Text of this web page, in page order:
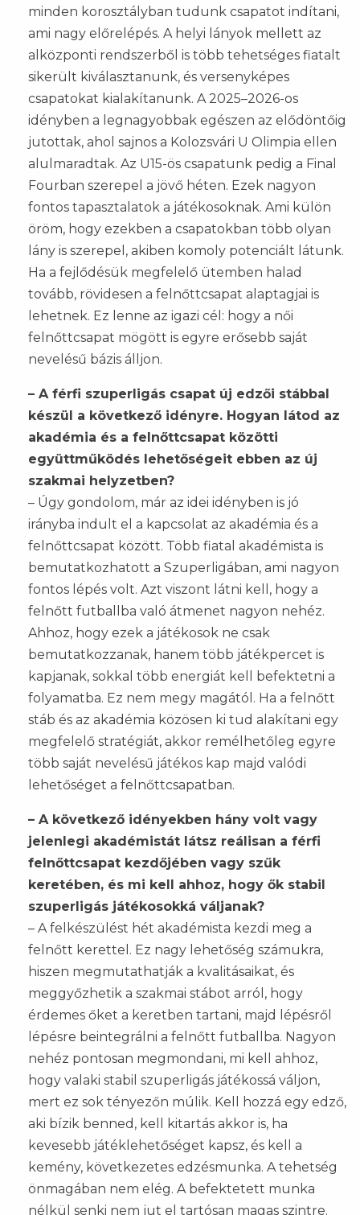
minden korosztályban tudunk csapatot indítani,
ami nagy előrelépés. A helyi lányok mellett az
alközponti rendszerből is több tehetséges fiatalt
sikerült kiválasztanunk, és versenyképes
csapatokat kialakítanunk. A 2025–2026-os
idényben a legnagyobbak egészen az elődöntőig
jutottak, ahol sajnos a Kolozsvári U Olimpia ellen
alulmaradtak. Az U15-ös csapatunk pedig a Final
Fourban szerepel a jövő héten. Ezek nagyon
fontos tapasztalatok a játékosoknak. Ami külön
öröm, hogy ezekben a csapatokban több olyan
lány is szerepel, akiben komoly potenciált látunk.
Ha a fejlődésük megfelelő ütemben halad
tovább, rövidesen a felnőttcsapat alaptagjai is
lehetnek. Ez lenne az igazi cél: hogy a női
felnőttcsapat mögött is egyre erősebb saját
nevelésű bázis álljon.
– A férfi szuperligás csapat új edzői stábbal
készül a következő idényre. Hogyan látod az
akadémia és a felnőttcsapat közötti
együttműködés lehetőségeit ebben az új
szakmai helyzetben?
– Úgy gondolom, már az idei idényben is jó
irányba indult el a kapcsolat az akadémia és a
felnőttcsapat között. Több fiatal akadémista is
bemutatkozhatott a Szuperligában, ami nagyon
fontos lépés volt. Azt viszont látni kell, hogy a
felnőtt futballba való átmenet nagyon nehéz.
Ahhoz, hogy ezek a játékosok ne csak
bemutatkozzanak, hanem több játékpercet is
kapjanak, sokkal több energiát kell befektetni a
folyamatba. Ez nem megy magától. Ha a felnőtt
stáb és az akadémia közösen ki tud alakítani egy
megfelelő stratégiát, akkor remélhetőleg egyre
több saját nevelésű játékos kap majd valódi
lehetőséget a felnőttcsapatban.
– A következő idényekben hány volt vagy
jelenlegi akadémistát látsz reálisan a férfi
felnőttcsapat kezdőjében vagy szűk
keretében, és mi kell ahhoz, hogy ők stabil
szuperligás játékosokká váljanak?
– A felkészülést hét akadémista kezdi meg a
felnőtt kerettel. Ez nagy lehetőség számukra,
hiszen megmutathatják a kvalitásaikat, és
meggyőzhetik a szakmai stábot arról, hogy
érdemes őket a keretben tartani, majd lépésről
lépésre beintegrálni a felnőtt futballba. Nagyon
nehéz pontosan megmondani, mi kell ahhoz,
hogy valaki stabil szuperligás játékossá váljon,
mert ez sok tényezőn múlik. Kell hozzá egy edző,
aki bízik benned, kell kitartás akkor is, ha
kevesebb játéklehetőséget kapsz, és kell a
kemény, következetes edzésmunka. A tehetség
önmagában nem elég. A befektetett munka
nélkül senki nem jut el tartósan magas szintre.